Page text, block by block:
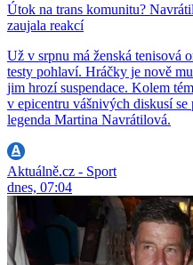
Útok na trans komunitu?
zaujala reakcí
Už v srpnu má ženská tenisová
testy pohlaví. Hráčky je nově
jim hrozí suspendace. Kolem
v epicentru vášnivých diskusí se
legenda Martina Navrátilová.
Aktuálně.cz - Sport
dnes, 07:04